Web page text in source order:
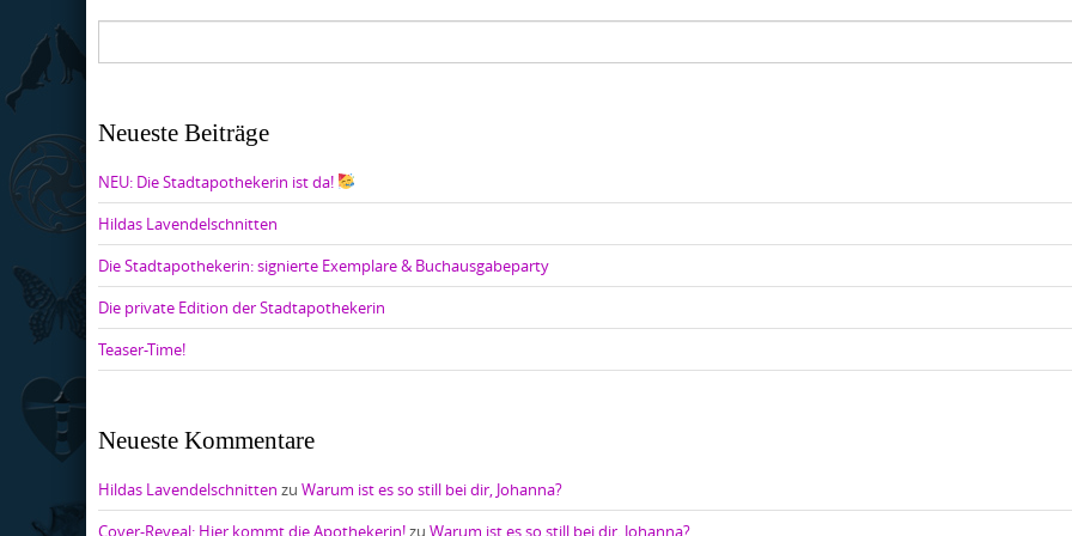
Neueste Beiträge
NEU: Die Stadtapothekerin ist da!
Hildas Lavendelschnitten
Die Stadtapothekerin: signierte Exemplare & Buchausgabeparty
Die private Edition der Stadtapothekerin
Teaser-Time!
Neueste Kommentare
Hildas Lavendelschnitten zu Warum ist es so still bei dir, Johanna?
Cover-Reveal: Hier kommt die Apothekerin!zu Warum ist es so still bei dir, Johanna?